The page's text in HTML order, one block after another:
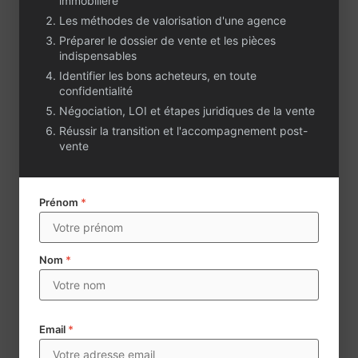
Marché dynamique
offrant un fort
potentiel de
développement grâce
à un volume de
transactions élevé,
une forte attractivité
résidentielle et
qu’un renouvellement
constant de la
clientèle.
Équipe en place :
dirigeant et 3
conseillers
transaction.
Possibilité pour le
repreneur de
rejoindre le réseau
Les méthodes de valorisation d'une agence
Préparer le dossier de vente et les pièces
indispensables
Identifier les bons acheteurs, en toute
confidentialité
Négociation, LOI et étapes juridiques de la vente
Réussir la transition et l'accompagnement post-
vente
Prénom *
Nom *
Email *